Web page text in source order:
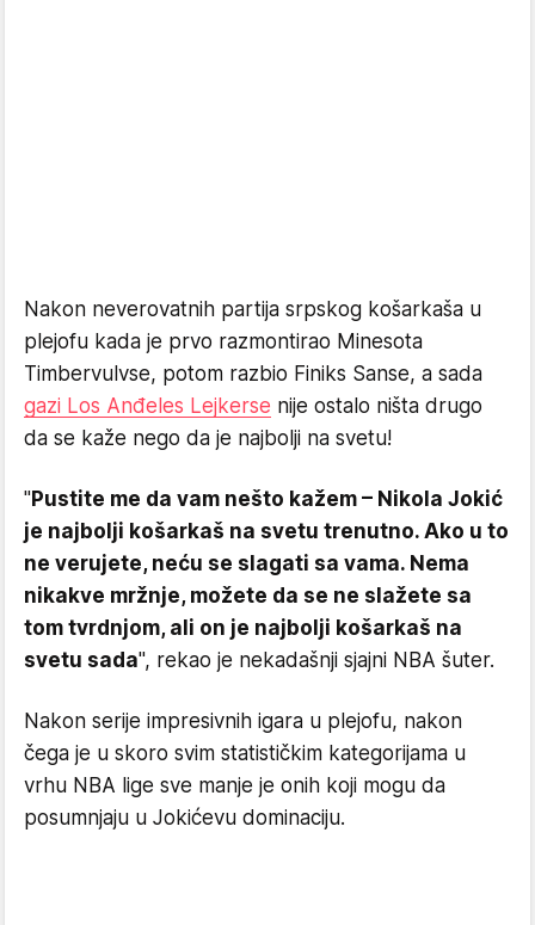
Nakon neverovatnih partija srpskog košarkaša u
plejofu kada je prvo razmontirao Minesota
Timbervulvse, potom razbio Finiks Sanse, a sada
gazi Los Anđeles Lejkerse nije ostalo ništa drugo
da se kaže nego da je najbolji na svetu!
"Pustite me da vam nešto kažem – Nikola Jokić
je najbolji košarkaš na svetu trenutno. Ako u to
ne verujete, neću se slagati sa vama. Nema
nikakve mržnje, možete da se ne slažete sa
tom tvrdnjom, ali on je najbolji košarkaš na
svetu sada", rekao je nekadašnji sjajni NBA šuter.
Nakon serije impresivnih igara u plejofu, nakon
čega je u skoro svim statističkim kategorijama u
vrhu NBA lige sve manje je onih koji mogu da
posumnjaju u Jokićevu dominaciju.